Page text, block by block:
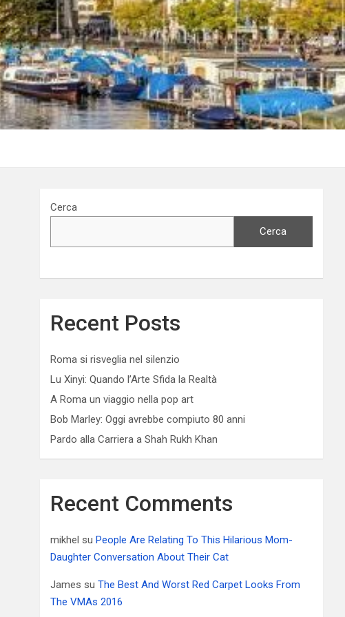
Cerca
Cerca
Recent Posts
Roma si risveglia nel silenzio
Lu Xinyi: Quando l’Arte Sfida la Realtà
A Roma un viaggio nella pop art
Bob Marley: Oggi avrebbe compiuto 80 anni
Pardo alla Carriera a Shah Rukh Khan
Recent Comments
mikhel su People Are Relating To This Hilarious Mom-
Daughter Conversation About Their Cat
James suThe Best And Worst Red Carpet Looks From
The VMAs 2016